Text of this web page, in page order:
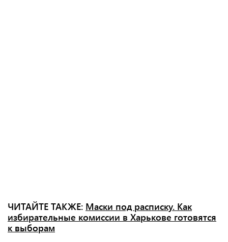
ЧИТАЙТЕ ТАКЖЕ: Маски под расписку. Как
избирательные комиссии в Харькове готовятся
к выборам